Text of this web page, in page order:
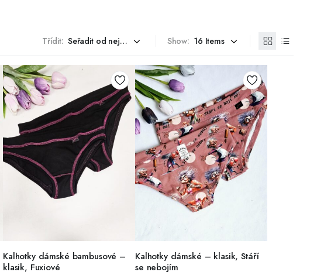
Třídit: Show:
VÝBĚR MOŽNOSTÍ
Kalhotky dámské bambusové –
klasik, Fuxiové
VÝBĚR MOŽNOSTÍ
Kalhotky dámské – klasik, Stáří
se nebojím